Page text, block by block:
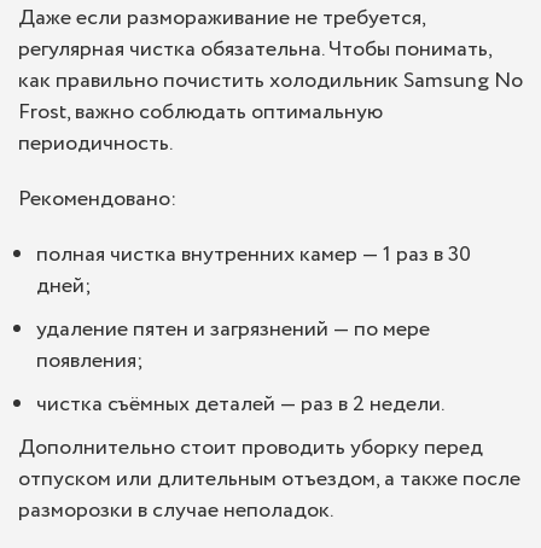
Даже если размораживание не требуется,
регулярная чистка обязательна. Чтобы понимать,
как правильно почистить холодильник Samsung No
Frost, важно соблюдать оптимальную
периодичность.
Рекомендовано:
полная чистка внутренних камер — 1 раз в 30
дней;
удаление пятен и загрязнений — по мере
появления;
чистка съёмных деталей — раз в 2 недели.
Дополнительно стоит проводить уборку перед
отпуском или длительным отъездом, а также после
разморозки в случае неполадок.